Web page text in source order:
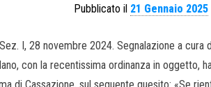
Pubblicato il 21 Gennaio 2025
I, 28 novembre 2024. Segnalazione a
con la recentissima ordinanza in oggetto,